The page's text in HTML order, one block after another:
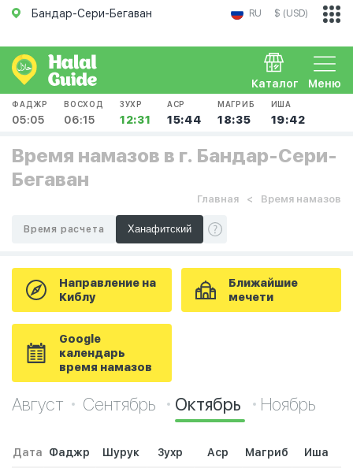
Бандар-Сери-Бегаван RU $ (USD)
Меню
Каталог
ФАДЖР
05:05
ВОСХОД
06:15
ЗУХР
12:31
АСР
15:44
МАГРИБ
18:35
ИША
19:42
Время намазов в г. Бандар-Сери-
Бегаван
Главная Время намазов
Время расчета
Направление на
Киблу
Ближайшие
мечети
Google
календарь
время намазов
Август Сентябрь Октябрь Ноябрь
Дата Фаджр Шурук Зухр Аср Магриб Иша